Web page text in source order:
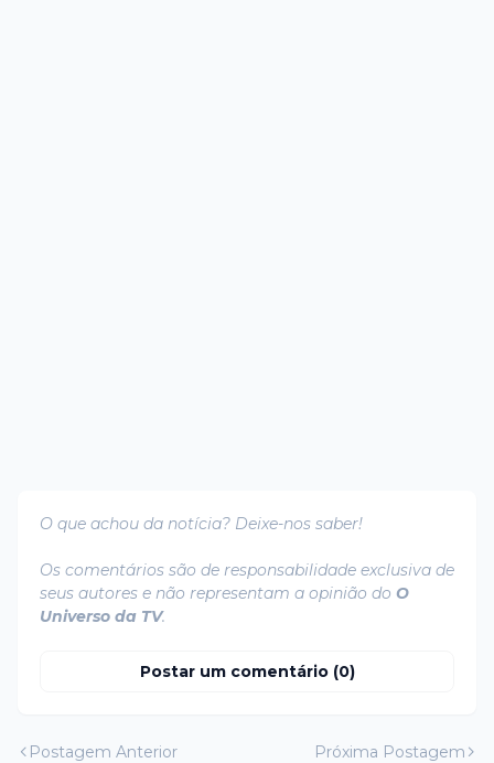
O que achou da notícia? Deixe-nos saber!
Os comentários são de responsabilidade exclusiva de
seus autores e não representam a opinião do O
Universo da TV.
Postar um comentário (0)
Postagem Anterior Próxima Postagem